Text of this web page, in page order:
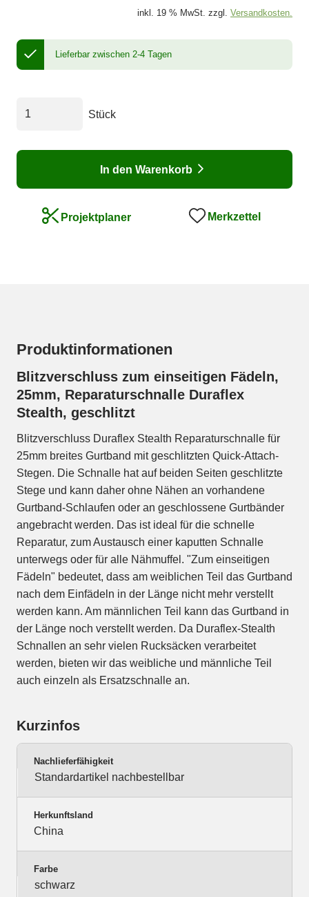
inkl. 19 % MwSt. zzgl. Versandkosten.
Lieferbar zwischen 2-4 Tagen
Stück
In den Warenkorb
Projektplaner Merkzettel
Produktinformationen
Blitzverschluss zum einseitigen Fädeln,
25mm, Reparaturschnalle Duraflex
Stealth, geschlitzt
Blitzverschluss Duraflex Stealth Reparaturschnalle für
25mm breites Gurtband mit geschlitzten Quick-Attach-
Stegen. Die Schnalle hat auf beiden Seiten geschlitzte
Stege und kann daher ohne Nähen an vorhandene
Gurtband-Schlaufen oder an geschlossene Gurtbänder
angebracht werden. Das ist ideal für die schnelle
Reparatur, zum Austausch einer kaputten Schnalle
unterwegs oder für alle Nähmuffel. "Zum einseitigen
Fädeln" bedeutet, dass am weiblichen Teil das Gurtband
nach dem Einfädeln in der Länge nicht mehr verstellt
werden kann. Am männlichen Teil kann das Gurtband in
der Länge noch verstellt werden. Da Duraflex-Stealth
Schnallen an sehr vielen Rucksäcken verarbeitet
werden, bieten wir das weibliche und männliche Teil
auch einzeln als Ersatzschnalle an.
Kurzinfos
Nachlieferfähigkeit
Standardartikel nachbestellbar
Herkunftsland
China
Farbe
schwarz